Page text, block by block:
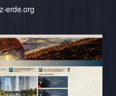
erde.org